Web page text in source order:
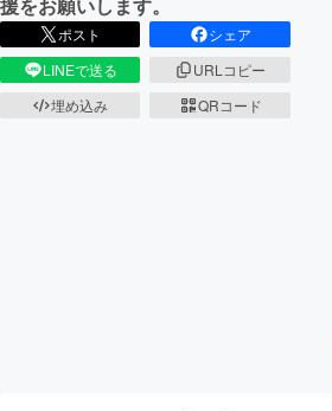
ポスト
シェア
LINEで送る
URLコピー
埋め込み
QRコード